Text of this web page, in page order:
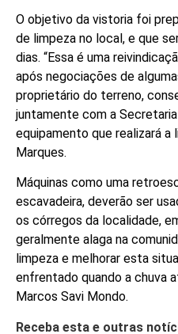
O objetivo da vistoria foi
de limpeza no local, e que
dias. “Essa é uma
após negociações de
proprietário do terreno,
juntamente com a
equipamento que realizará a
Marques.
Máquinas como uma
escavadeira, deverão ser
os córregos da localidade,
geralmente alaga na
limpeza e melhorar esta
enfrentado quando a chuva
Marcos Savi Mondo.
Receba esta e outras